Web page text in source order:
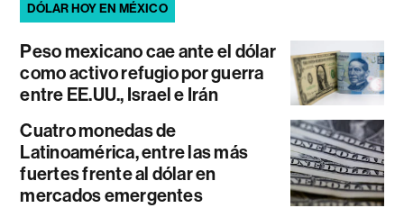
DÓLAR HOY EN MÉXICO
Peso mexicano cae ante el dólar
como activo refugio por guerra
entre EE.UU., Israel e Irán
Cuatro monedas de
Latinoamérica, entre las más
fuertes frente al dólar en
mercados emergentes